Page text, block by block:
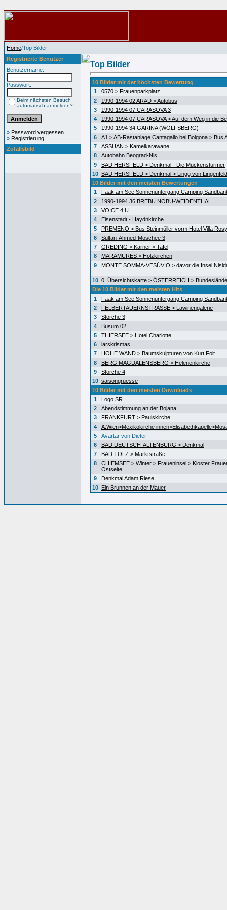
Home/Top Bilder
Registrierte Benutzer
Benutzername:
Passwort:
Beim nächsten Besuch
automatisch anmelden?
» Password vergessen
» Registrierung
Zufallsbild
Top Bilder
10 Bilder mit der höchsten Bewertung
1
0570 > Frauenparkplatz
2
1990-1994 02 ARAD > Autobus
3
1990-1994 07 CARASOVA 3
4
1990-1994 07 CARASOVA > Auf dem Weg in die
5
1990-1994 34 GARINA (WOLFSBERG)
6
A1 > AB-Rastanlage Cantagallo bei Bolgona > Bus
7
ASSUAN > Kamelkarawane
8
Autobahn Beograd-Nis
9
BAD HERSFELD > Denkmal - Die Mückenstürmer
10 BAD HERSFELD > Denkmal > Lingg von Lingenfeld
10 Bilder mit den meisten Bewertungen
1
Faak am See Sonnenuntergang Camping
2
1990-1994 36 BREBU NOBU-WEIDENTHAL
3
VOICE 4 U
4
Eisenstadt - Haydnkirche
5
PREMENO > Bus Steinmüller vorm Hotel Villa Rosy
6
Sultan-Ahmed-Moschee 3
7
GREDING > Karner > Tafel
8
MARAMURES > Holzkirchen
9
MONTE SOMMA-VESÚVIO > davor die Insel
10 0_Übersichtskarte > ÖSTERREICH >
Die 10 Bilder mit den meisten Hits
1
Faak am See Sonnenuntergang Camping
2
FELBERTAUERNSTRASSE > Lawinengalerie
3
Störche 3
4
Büsum 02
5
THIERSEE > Hotel Charlotte
6
larskrismas
7
HOHE WAND > Baumskulpturen von Kurt Foit
8
BERG MAGDALENSBERG > Helenenkirche
9
Störche 4
10 saisongruesse
10 Bilder mit den meisten Downloads
1
Logo SR
2
Abendstimmung an der Bojana
3
FRANKFURT > Paulskirche
4
A:Wien>Mexikokirche
5
Avartar von Dieter
6
BAD DEUTSCH-ALTENBURG > Denkmal
7
BAD TÖLZ > Marktstraße
8
CHIEMSEE > Winter > Fraueninsel > Kloster
Ostseite
9
Denkmal Adam Riese
10 Ein Brunnen an der Mauer